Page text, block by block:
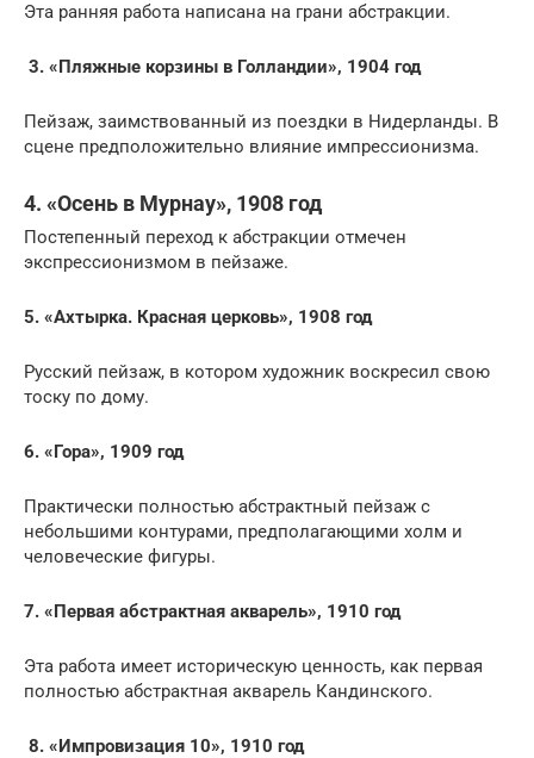
Эта ранняя работа написана на грани абстракции.
3. «Пляжные корзины в Голландии», 1904 год
Пейзаж, заимствованный из поездки в Нидерланды. В
сцене предположительно влияние импрессионизма.
4. «Осень в Мурнау», 1908 год
Постепенный переход к абстракции отмечен
экспрессионизмом в пейзаже.
5. «Ахтырка. Красная церковь», 1908 год
Русский пейзаж, в котором художник воскресил свою
тоску по дому.
6. «Гора», 1909 год
Практически полностью абстрактный пейзаж с
небольшими контурами, предполагающими холм и
человеческие фигуры.
7. «Первая абстрактная акварель», 1910 год
Эта работа имеет историческую ценность, как первая
полностью абстрактная акварель Кандинского.
8. «Импровизация 10», 1910 год